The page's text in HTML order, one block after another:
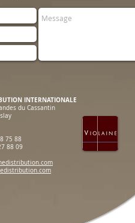
INTERNATIONALE
du Cassantin
75 88
88 09